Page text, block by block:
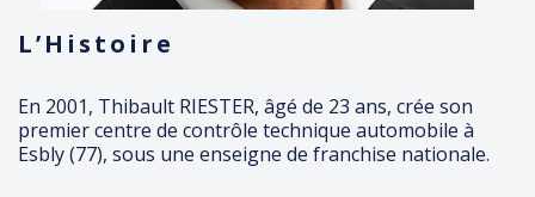
L’Histoire
En 2001, Thibault RIESTER, âgé de 23 ans, crée son
premier centre de contrôle technique automobile à
Esbly (77), sous une enseigne de franchise nationale.